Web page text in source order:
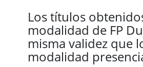
Los títulos
modalidad de FP
misma validez que
modalidad